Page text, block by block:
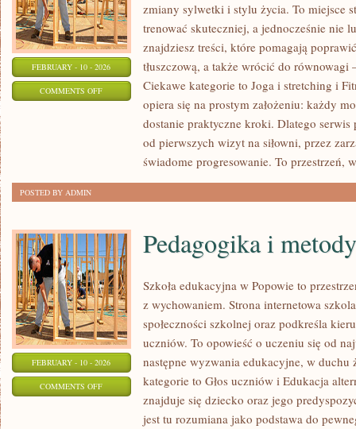
FEBRUARY - 10 - 2026
COMMENTS OFFON
zmiany sylwetki i stylu życia. To miejsce
trenować skuteczniej, a jednocześnie nie
znajdziesz treści, które pomagają
tłuszczową, a także wrócić do
Ciekawe kategorie to Joga i stretching i
opiera się na prostym założeniu: każdy
dostanie praktyczne kroki. Dlatego
od pierwszych wizyt na siłowni, przez
świadome progresowanie. To przestrzeń,
POSTED BY ADMIN
FEBRUARY - 10 - 2026
COMMENTS OFFON
PEDAGOGIKA
Pedagogika i
Szkoła edukacyjna w Popowie to
z wychowaniem. Strona internetowa
społeczności szkolnej oraz podkreśla
uczniów. To opowieść o uczeniu się od
następne wyzwania edukacyjne, w
kategorie to Głos uczniów i Edukacja
znajduje się dziecko oraz jego
jest tu rozumiana jako podstawa do